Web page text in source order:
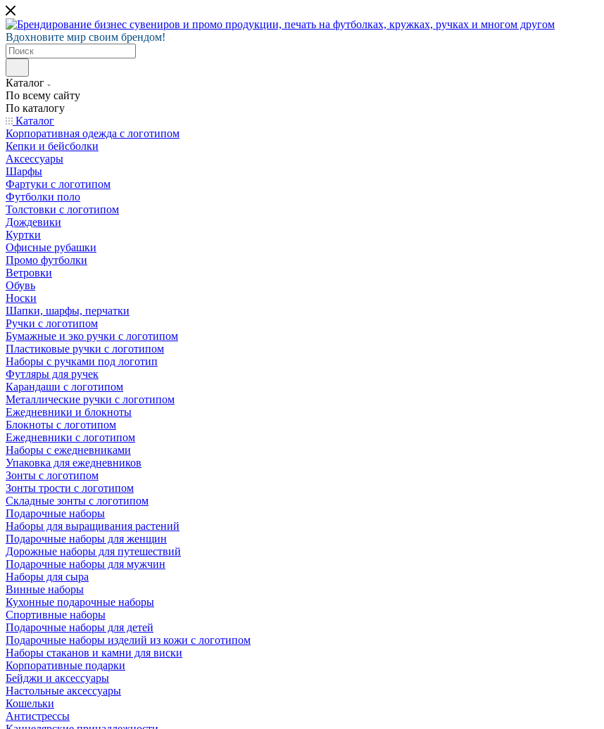
Вдохновите мир своим брендом!
Каталог
По всему сайту
По каталогу
Каталог
Корпоративная одежда с логотипом
Кепки и бейсболки
Аксессуары
Шарфы
Фартуки с логотипом
Футболки поло
Толстовки с логотипом
Дождевики
Куртки
Офисные рубашки
Промо футболки
Ветровки
Обувь
Носки
Шапки, шарфы, перчатки
Ручки с логотипом
Бумажные и эко ручки с логотипом
Пластиковые ручки с логотипом
Наборы с ручками под логотип
Футляры для ручек
Карандаши с логотипом
Металлические ручки с логотипом
Ежедневники и блокноты
Блокноты с логотипом
Ежедневники с логотипом
Наборы с ежедневниками
Упаковка для ежедневников
Зонты с логотипом
Зонты трости с логотипом
Складные зонты с логотипом
Подарочные наборы
Наборы для выращивания растений
Подарочные наборы для женщин
Дорожные наборы для путешествий
Подарочные наборы для мужчин
Наборы для сыра
Винные наборы
Кухонные подарочные наборы
Спортивные наборы
Подарочные наборы для детей
Подарочные наборы изделий из кожи с логотипом
Наборы стаканов и камни для виски
Корпоративные подарки
Бейджи и аксессуары
Настольные аксессуары
Кошельки
Антистрессы